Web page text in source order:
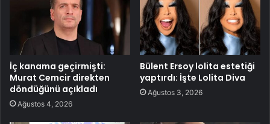
İç kanama geçirmişti:
Murat Cemcir direkten
döndüğünü açıkladı
Ağustos 4, 2026
Bülent Ersoy lolita estetiği
yaptırdı: İşte Lolita Diva
Ağustos 3, 2026